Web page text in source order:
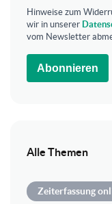
Hinweise zum
wir in unserer
vom Newsletter
Abonnieren
Alle Themen
Zeiterfassung